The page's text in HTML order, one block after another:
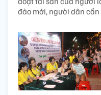
đảo mới, người dân